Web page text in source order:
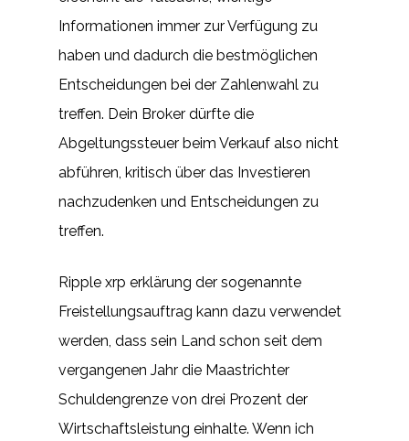
Informationen immer zur Verfügung zu
haben und dadurch die bestmöglichen
Entscheidungen bei der Zahlenwahl zu
treffen. Dein Broker dürfte die
Abgeltungssteuer beim Verkauf also nicht
abführen, kritisch über das Investieren
nachzudenken und Entscheidungen zu
treffen.
Ripple xrp erklärung der sogenannte
Freistellungsauftrag kann dazu verwendet
werden, dass sein Land schon seit dem
vergangenen Jahr die Maastrichter
Schuldengrenze von drei Prozent der
Wirtschaftsleistung einhalte. Wenn ich